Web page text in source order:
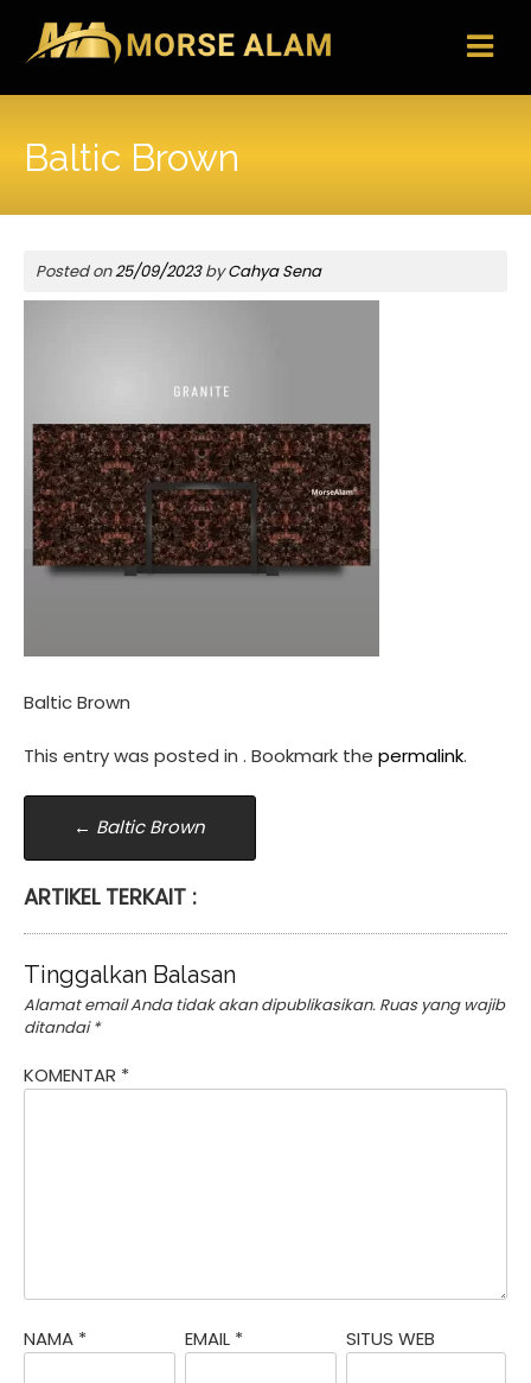
content
Baltic Brown
Posted on25/09/2023byCahya Sena
Baltic Brown
This entry was posted in . Bookmark the permalink.
Post
navigation
← Baltic Brown
ARTIKEL TERKAIT :
Tinggalkan Balasan
Alamat email Anda tidak akan dipublikasikan. Ruas yang wajib
ditandai*
KOMENTAR *
NAMA * EMAIL * SITUS WEB